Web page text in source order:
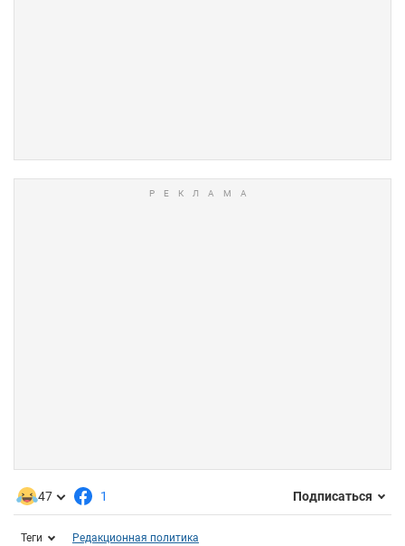
47 1 Подписаться
Теги Редакционная политика